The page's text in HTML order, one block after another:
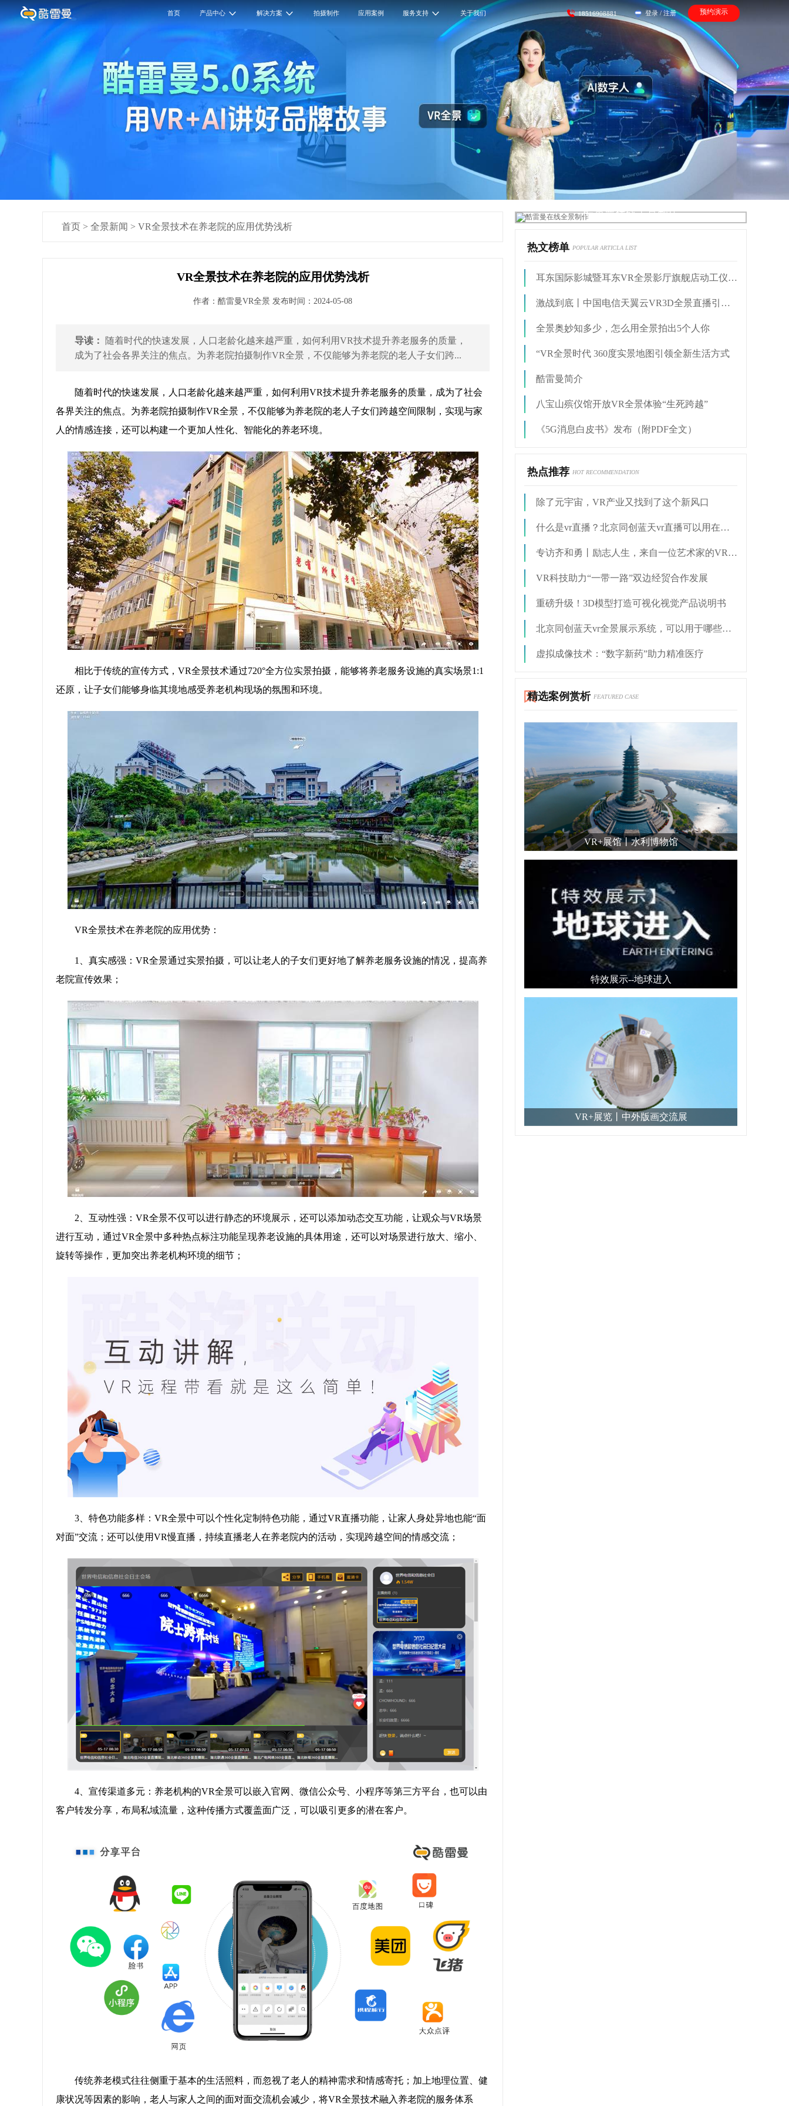
首页 产品中心 解决方案 拍摄制作 应用案例 服务支持 关于我们 18516908881 登录 / 注册 预约演示
首页 > 全景新闻 > VR全景技术在养老院的应用优势浅析
VR全景技术在养老院的应用优势浅析
作者：酷雷曼VR全景 发布时间：2024-05-08
导读：
随着时代的快速发展，人口老龄化越来越严重，如何利用VR技术提升养老服务的质量，
成为了社会各界关注的焦点。为养老院拍摄制作VR全景，不仅能够为养老院的老人子女们跨...
随着时代的快速发展，人口老龄化越来越严重，如何利用VR技术提升养老服务的质量，成为了社会
各界关注的焦点。为养老院拍摄制作VR全景，不仅能够为养老院的老人子女们跨越空间限制，实现与家
人的情感连接，还可以构建一个更加人性化、智能化的养老环境。
相比于传统的宣传方式，VR全景技术通过720°全方位实景拍摄，能够将养老服务设施的真实场景1:1
还原，让子女们能够身临其境地感受养老机构现场的氛围和环境。
VR全景技术在养老院的应用优势：
1、真实感强：VR全景通过实景拍摄，可以让老人的子女们更好地了解养老服务设施的情况，提高养
老院宣传效果；
2、互动性强：VR全景不仅可以进行静态的环境展示，还可以添加动态交互功能，让观众与VR场景
进行互动，通过VR全景中多种热点标注功能呈现养老设施的具体用途，还可以对场景进行放大、缩小、
旋转等操作，更加突出养老机构环境的细节；
3、特色功能多样：VR全景中可以个性化定制特色功能，通过VR直播功能，让家人身处异地也能“面
对面”交流；还可以使用VR慢直播，持续直播老人在养老院内的活动，实现跨越空间的情感交流；
4、宣传渠道多元：养老机构的VR全景可以嵌入官网、微信公众号、小程序等第三方平台，也可以由
客户转发分享，布局私域流量，这种传播方式覆盖面广泛，可以吸引更多的潜在客户。
传统养老模式往往侧重于基本的生活照料，而忽视了老人的精神需求和情感寄托；加上地理位置、健
康状况等因素的影响，老人与家人之间的面对面交流机会减少，将VR全景技术融入养老院的服务体系
酷雷曼在线全景制作
热文榜单 POPULAR ARTICLA LIST
耳东国际影城暨耳东VR全景影厅旗舰店动工仪式盛大举行
激战到底丨中国电信天翼云VR3D全景直播引燃拳击热火
全景奥妙知多少，怎么用全景拍出5个人你
“VR全景时代 360度实景地图引领全新生活方式
酷雷曼简介
八宝山殡仪馆开放VR全景体验“生死跨越”
《5G消息白皮书》发布（附PDF全文）
热点推荐 HOT RECOMMENDATION
除了元宇宙，VR产业又找到了这个新风口
什么是vr直播？北京同创蓝天vr直播可以用在哪些行业
专访齐和勇丨励志人生，来自一位艺术家的VR全景创业心得
VR科技助力“一带一路”双边经贸合作发展
重磅升级！3D模型打造可视化视觉产品说明书
北京同创蓝天vr全景展示系统，可以用于哪些行业
虚拟成像技术：“数字新药”助力精准医疗
精选案例赏析 FEATURED CASE
VR+展馆丨水利博物馆
特效展示--地球进入
VR+展览丨中外版画交流展